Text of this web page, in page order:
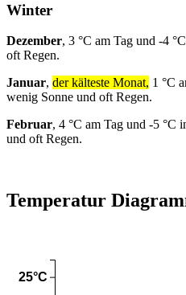
Winter
Dezember, 3 °C am Tag und -4
oft Regen.
Januar, der kälteste Monat, 1 °C
wenig Sonne und oft Regen.
Februar, 4 °C am Tag und -5 °C
und oft Regen.
Temperatur